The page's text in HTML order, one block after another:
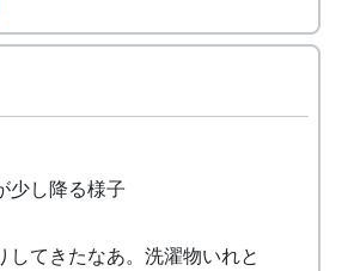
少し降る様子
してきたなあ。洗濯物いれと